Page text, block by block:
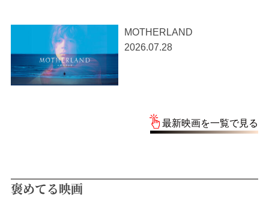
MOTHERLAND
2026.07.28
最新映画を一覧で見る
褒めてる映画